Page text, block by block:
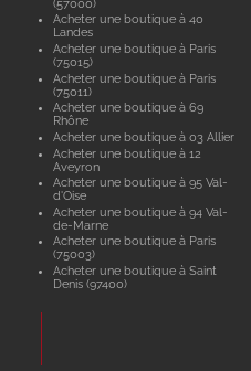
(57000)
Acheter une boutique à 40
Landes
Acheter une boutique à Paris
(75015)
Acheter une boutique à Paris
(75011)
Acheter une boutique à 69
Rhône
Acheter une boutique à 03 Allier
Acheter une boutique à 12
Aveyron
Acheter une boutique à 95 Val-
d'Oise
Acheter une boutique à 94 Val-
de-Marne
Acheter une boutique à Paris
(75003)
Acheter une boutique à Saint
Denis (97400)